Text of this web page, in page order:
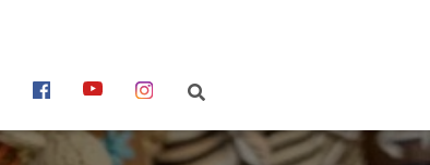
C
Y
U
T
I
S
T